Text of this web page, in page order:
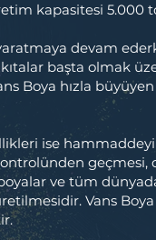
kapasitesi 5.000
devam
kıtalar başta olmak
Boya hızla
ise
ve tüm
Vans